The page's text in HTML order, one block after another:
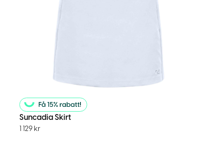
Suncadia Skirt
1 129 kr